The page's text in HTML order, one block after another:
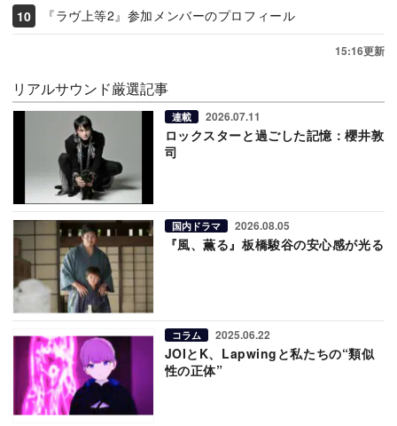
『ラヴ上等2』参加メンバーのプロフィール
15:16更新
リアルサウンド厳選記事
連載 2026.07.11
ロックスターと過ごした記憶：櫻井敦
司
国内ドラマ 2026.08.05
『風、薫る』板橋駿谷の安心感が光る
コラム 2025.06.22
JOIとK、Lapwingと私たちの“類似
性の正体”